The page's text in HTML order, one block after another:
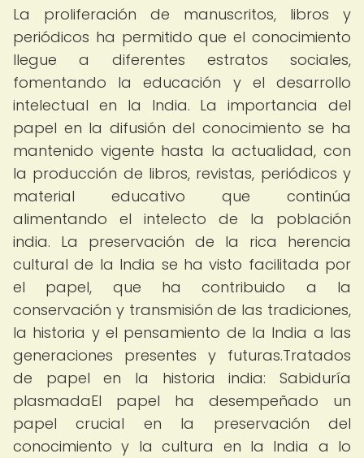
La proliferación de manuscritos, libros y
periódicos ha permitido que el conocimiento
llegue a diferentes estratos sociales,
fomentando la educación y el desarrollo
intelectual en la India. La importancia del
papel en la difusión del conocimiento se ha
mantenido vigente hasta la actualidad, con
la producción de libros, revistas, periódicos y
material educativo que continúa
alimentando el intelecto de la población
india. La preservación de la rica herencia
cultural de la India se ha visto facilitada por
el papel, que ha contribuido a la
conservación y transmisión de las tradiciones,
la historia y el pensamiento de la India a las
generaciones presentes y futuras.Tratados
de papel en la historia india: Sabiduría
plasmadaEl papel ha desempeñado un
papel crucial en la preservación del
conocimiento y la cultura en la India a lo